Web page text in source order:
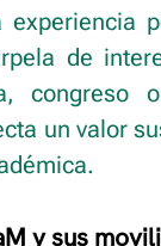
experiencia
de
congreso
un valor
y sus